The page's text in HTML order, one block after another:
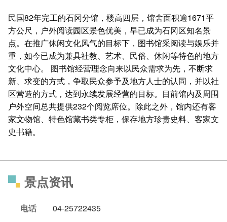
民国82年完工的石冈分馆，楼高四层，馆舍面积逾1671平
方公尺，户外阅读园区景色优美，早已成为石冈区知名景
点。在推广休闲文化风气的目标下，图书馆采阅读与娱乐并
重，如今已成为兼具社教、艺术、民俗、休闲等特色的地方
文化中心。 图书馆经营理念向来以民众需求为先，不断求
新、求变的方式，争取民众参予及地方人士的认同，并以社
区营造的方式，达到永续发展经营的目标。目前馆内及周围
户外空间总共提供232个阅览席位。除此之外，馆内还有客
家文物馆、特色馆藏书类专柜，保存地方珍贵史料、客家文
史书籍。
景点资讯
电话
04-25722435